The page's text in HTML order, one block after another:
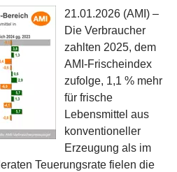
21.01.2026 (AMI) –
Die Verbraucher
zahlten 2025, dem
AMI-Frischeindex
zufolge, 1,1 % mehr
für frische
Lebensmittel aus
konventioneller
Erzeugung als im
Teuerungsrate fielen die